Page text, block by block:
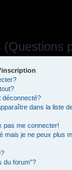
(Questions
déconnecté?
dans la liste
pas me connecter!
mais je ne peux plus
du forum”?